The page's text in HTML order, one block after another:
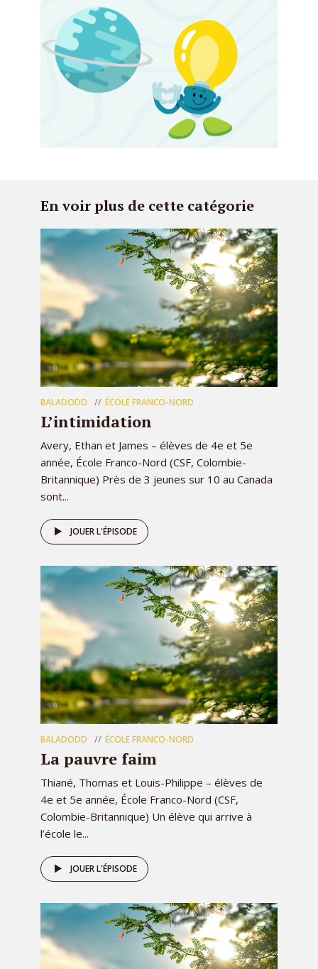
En voir plus de cette catégorie
BALADODD ÉCOLE FRANCO-NORD
L’intimidation
Avery, Ethan et James – élèves de 4e et 5e
année, École Franco-Nord (CSF, Colombie-
Britannique) Près de 3 jeunes sur 10 au Canada
sont...
JOUER L'ÉPISODE
BALADODD ÉCOLE FRANCO-NORD
La pauvre faim
Thiané, Thomas et Louis-Philippe – élèves de
4e et 5e année, École Franco-Nord (CSF,
Colombie-Britannique) Un élève qui arrive à
l’école le...
JOUER L'ÉPISODE